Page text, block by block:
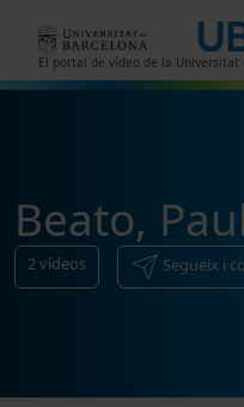
El portal de vídeo de la Universitat
Beato,
2vídeos Segueix i